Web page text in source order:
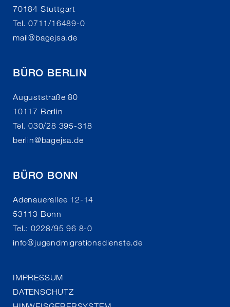
70184 Stuttgart
Tel. 0711/16489-0
mail@bagejsa.de
BÜRO BERLIN
Auguststraße 80
10117 Berlin
Tel. 030/28 395-318
berlin@bagejsa.de
BÜRO BONN
Adenauerallee 12-14
53113 Bonn
Tel.: 0228/95 96 8-0
info@jugendmigrationsdienste.de
IMPRESSUM
DATENSCHUTZ